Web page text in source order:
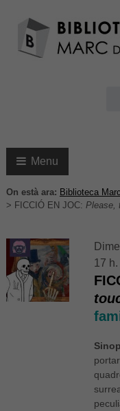
Menu
On està ara: Biblioteca
> FICCIÓ EN JOC: Please,
17 h.